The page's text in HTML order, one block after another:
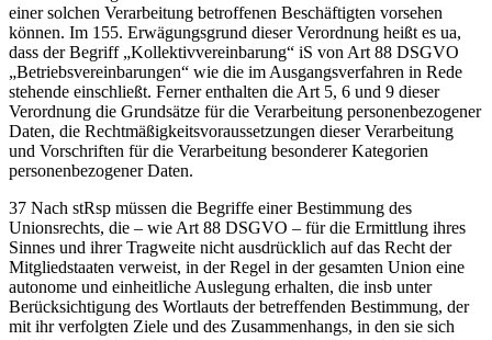
einer solchen Verarbeitung betroffenen Beschäftigten vorsehen
können. Im 155. Erwägungsgrund dieser Verordnung heißt es ua,
dass der Begriff „Kollektivvereinbarung“ iS von Art 88 DSGVO
„Betriebsvereinbarungen“ wie die im Ausgangsverfahren in Rede
stehende einschließt. Ferner enthalten die Art 5, 6 und 9 dieser
Verordnung die Grundsätze für die Verarbeitung personenbezogener
Daten, die Rechtmäßigkeitsvoraussetzungen dieser Verarbeitung
und Vorschriften für die Verarbeitung besonderer Kategorien
personenbezogener Daten.
37 Nach stRsp müssen die Begriffe einer Bestimmung des
Unionsrechts, die – wie Art 88 DSGVO – für die Ermittlung ihres
Sinnes und ihrer Tragweite nicht ausdrücklich auf das Recht der
Mitgliedstaaten verweist, in der Regel in der gesamten Union eine
autonome und einheitliche Auslegung erhalten, die insb unter
Berücksichtigung des Wortlauts der betreffenden Bestimmung, der
mit ihr verfolgten Ziele und des Zusammenhangs, in den sie sich